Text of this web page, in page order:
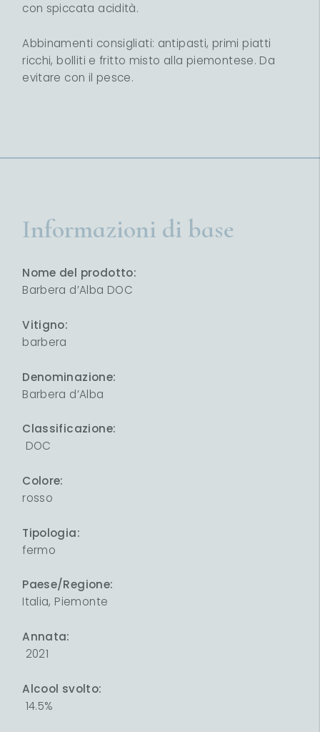
con spiccata acidità.
Abbinamenti consigliati: antipasti, primi piatti
ricchi, bolliti e fritto misto alla piemontese. Da
evitare con il pesce.
Informazioni di base
Nome del prodotto:
Barbera d’Alba DOC
Vitigno:
barbera
Denominazione:
Barbera d’Alba
Classificazione:
DOC
Colore:
rosso
Tipologia:
fermo
Paese/Regione:
Italia, Piemonte
Annata:
2021
Alcool svolto:
14.5%